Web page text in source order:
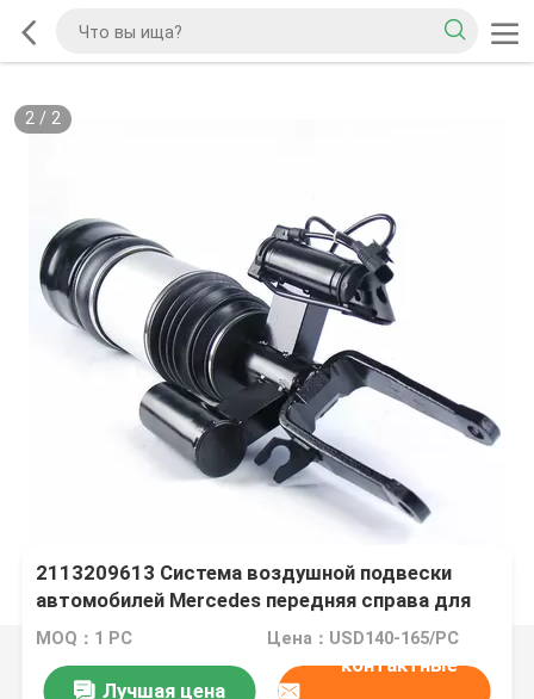
2/ 2
2113209613 Система воздушной подвески
автомобилей Mercedes передняя справа для
W211 4MATIC
MOQ：1 PC Цена：USD140-165/PC
Лучшая цена
контактные